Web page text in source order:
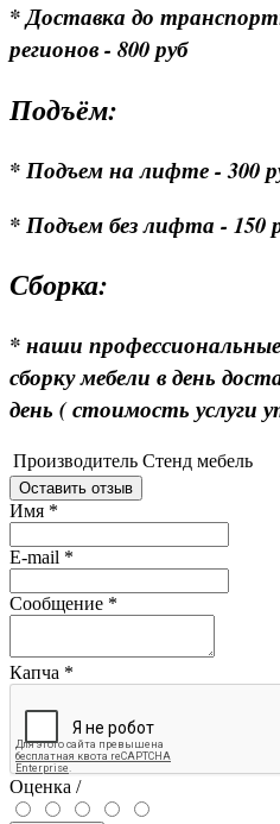
* Доставка до
регионов - 800 руб
Подъём:
* Подъем на лифте - 300
* Подъем без лифта - 150
Сборка:
* наши
сборку мебели в день
день ( стоимость услуги
Производитель Стенд мебель
Оставить отзыв
Имя *
E-mail *
Сообщение *
Капча *
Оценка /